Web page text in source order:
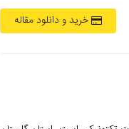
خرید و دانلود مقاله